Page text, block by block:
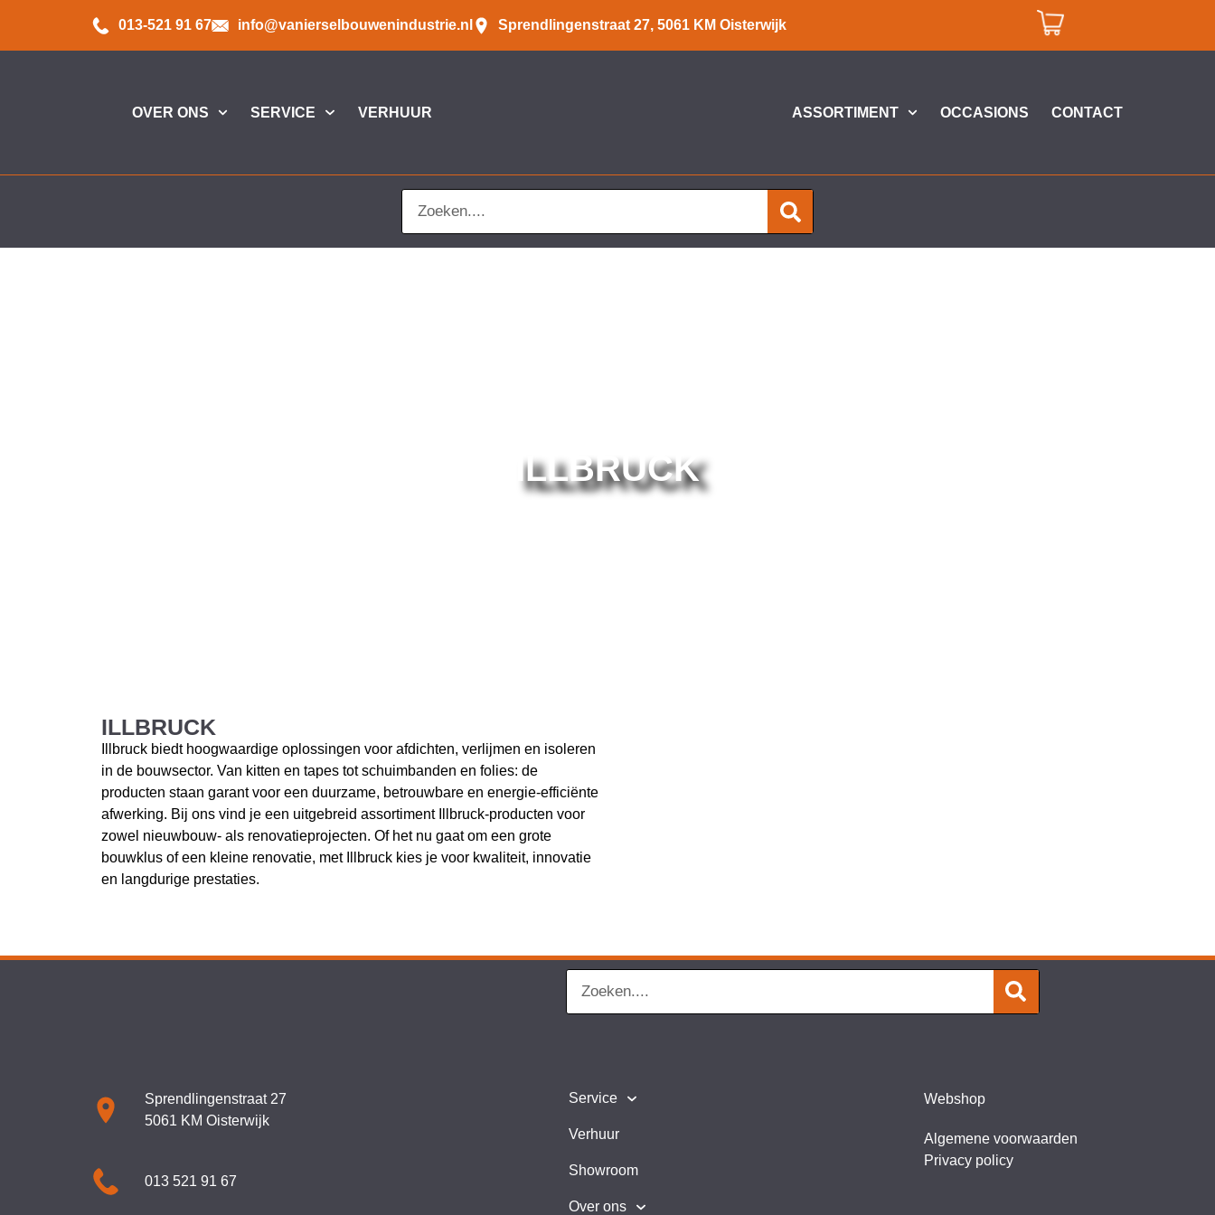
013-521 91 67 info@vanierselbouwenindustrie.nl Sprendlingenstraat 27, 5061 KM Oisterwijk
OVER ONS SERVICE VERHUUR ASSORTIMENT OCCASIONS CONTACT
ILLBRUCK
ILLBRUCK
Illbruck biedt hoogwaardige oplossingen voor afdichten, verlijmen en isoleren
in de bouwsector. Van kitten en tapes tot schuimbanden en folies: de
producten staan garant voor een duurzame, betrouwbare en energie-efficiënte
afwerking. Bij ons vind je een uitgebreid assortiment Illbruck-producten voor
zowel nieuwbouw- als renovatieprojecten. Of het nu gaat om een grote
bouwklus of een kleine renovatie, met Illbruck kies je voor kwaliteit, innovatie
en langdurige prestaties.
Sprendlingenstraat 27
5061 KM Oisterwijk
013 521 91 67
Service
Verhuur
Showroom
Over ons
Webshop
Algemene voorwaarden
Privacy policy